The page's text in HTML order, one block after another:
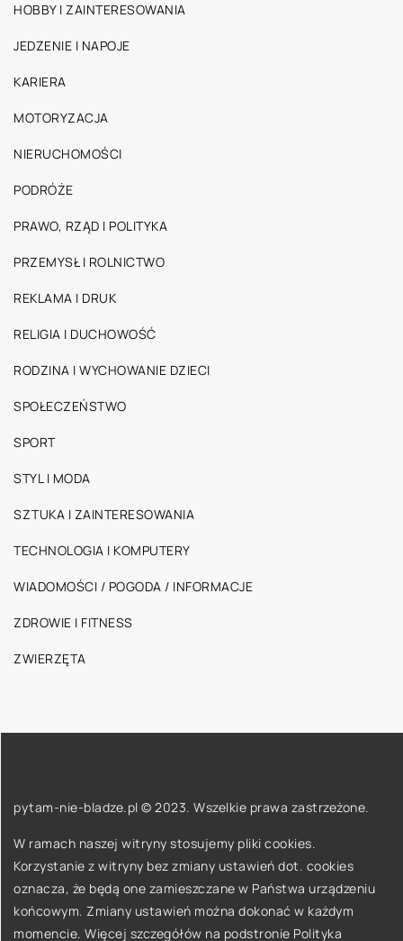
HOBBY I ZAINTERESOWANIA
JEDZENIE I NAPOJE
KARIERA
MOTORYZACJA
NIERUCHOMOŚCI
PODRÓŻE
PRAWO, RZĄD I POLITYKA
PRZEMYSŁ I ROLNICTWO
REKLAMA I DRUK
RELIGIA I DUCHOWOŚĆ
RODZINA I WYCHOWANIE DZIECI
SPOŁECZEŃSTWO
SPORT
STYL I MODA
SZTUKA I ZAINTERESOWANIA
TECHNOLOGIA I KOMPUTERY
WIADOMOŚCI / POGODA / INFORMACJE
ZDROWIE I FITNESS
ZWIERZĘTA
pytam-nie-bladze.pl © 2023. Wszelkie prawa zastrzeżone.
W ramach naszej witryny stosujemy pliki cookies.
Korzystanie z witryny bez zmiany ustawień dot. cookies
oznacza, że będą one zamieszczane w Państwa urządzeniu
końcowym. Zmiany ustawień można dokonać w każdym
momencie. Więcej szczegółów na podstronie Polityka